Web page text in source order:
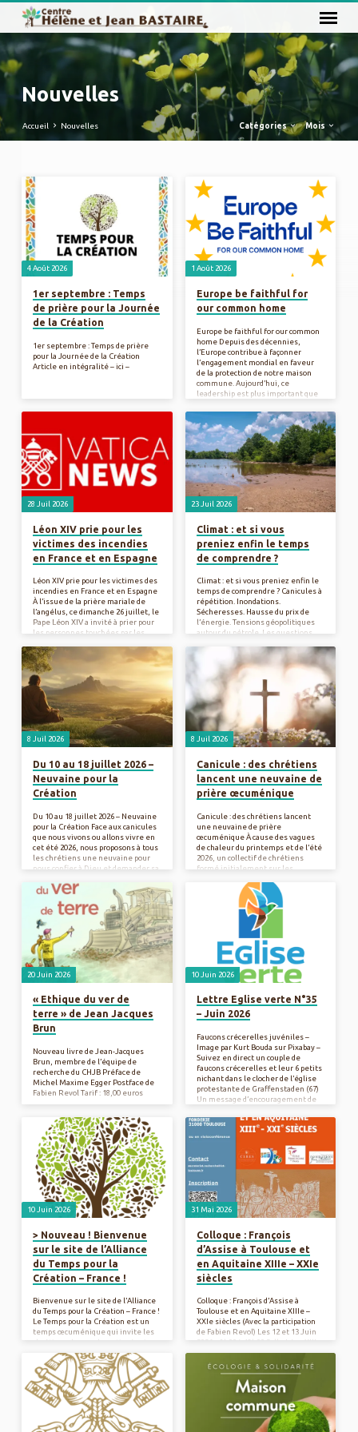
Nouvelles
Accueil Nouvelles Catégories Mois
Nouvelles
4 Août 2026
1er septembre : Temps
de prière pour la Journée
de la Création
1er septembre : Temps de prière
pour la Journée de la Création
Article en intégralité – ici –
1 Août 2026
Europe be faithful for
our common home
Europe be faithful for our common
home Depuis des décennies,
l’Europe contribue à façonner
l’engagement mondial en faveur
de la protection de notre maison
commune. Aujourd’hui, ce
leadership est plus important que
dévastateurs qui ont récemment
ravagé différentes régions de
France et d’Espagne, j’exprime ma
solidarité et j’invite chacun à prier
pour les personnes touchées et
pour le travail des secouristes » a
déclaré le Pape depuis sa résidence
estivale de Castel Gandolfo.
L’Europe est…
28 Juil 2026
Léon XIV prie pour les
victimes des incendies
en France et en Espagne
Léon XIV prie pour les victimes des
incendies en France et en Espagne
À l’issue de la prière mariale de
l’angélus, ce dimanche 26 juillet, le
Pape Léon XIV a invité à prier pour
les personnes touchées par les
secouristes en France et en
Espagne. Dans un communiqué, la
Conférence épiscopale de France
appelle les catholiques à venir en
aide aux sinistrés. « Face aux
incendies dévastateurs qui ont
récemment ravagé différentes
régions de…
23 Juil 2026
Climat : et si vous
preniez enfin le temps
de comprendre ?
Climat : et si vous preniez enfin le
temps de comprendre ? Canicules à
répétition. Inondations.
Sécheresses. Hausse du prix de
l’énergie. Tensions géopolitiques
autour du pétrole. Les questions
est souvent difficile de savoir qui
croire. A Rocha propose une
semaine exceptionnelle aux
Courmettes (18-24 Octobre) pour
comprendre les plus grands débats
de notre époque, à la lumière de la
science, de l’histoire et de la foi
chrétienne. Article en intégralité –
ici –
8 Juil 2026
Du 10 au 18 juillet 2026 –
Neuvaine pour la
Création
Du 10 au 18 juillet 2026 – Neuvaine
pour la Création Face aux canicules
que nous vivons ou allons vivre en
cet été 2026, nous proposons à tous
les chrétiens une neuvaine pour
nous confier à Dieu et demander sa
prière consistant à prier pendant
neuf jours pour demander la
miséricorde ou la grâce de Dieu.
Article en intégralité – ici –
8 Juil 2026
Canicule : des chrétiens
lancent une neuvaine de
prière œcuménique
Canicule : des chrétiens lancent
une neuvaine de prière
œcuménique À cause des vagues
de chaleur du printemps et de l’été
2026, un collectif de chrétiens
formé initialement sur les
neuvaine de prière œcuménique à
partir du 10 juillet 2026. Ils
expliquent le sens de leur
démarche. Il fut un temps où les
sécheresses, les famines et les
catastrophes naturelles donnaient
lieu à des processions, des
rogations, des journées de jeûne
et de prière. Nous ne comprenons
plus aujourd’hui ces…
20 Juin 2026
« Ethique du ver de
terre » de Jean Jacques
Brun
Nouveau livre de Jean-Jacques
Brun, membre de l’équipe de
recherche du CHJB Préface de
Michel Maxime Egger Postface de
Fabien Revol Tarif : 18,00 euros
10 Juin 2026
Lettre Eglise verte N°35
– Juin 2026
Faucons crécerelles juvéniles –
Image par Kurt Bouda sur Pixabay –
Suivez en direct un couple de
faucons crécerelles et leur 6 petits
nichant dans le clocher de l’église
protestante de Graffenstaden (67)
Un message d’encouragement de
souhaitons vous adresser notre
encouragement fraternel et notre
reconnaissance pour votre
engagement fidèle au service de la
sauvegarde de la création. […] Le
souci de la maison commune est
désormais indissociablement lié au
témoignage chrétien et à la
quête…
10 Juin 2026
> Nouveau ! Bienvenue
sur le site de l’Alliance
du Temps pour la
Création – France !
Bienvenue sur le site de l’Alliance
du Temps pour la Création – France !
Le Temps pour la Création est un
temps œcuménique qui invite les
chrétiens du monde entier à prier
et à agir pour la Création que Dieu
nous confie. Il a lieu chaque année
du 1er septembre, Journée
mondiale de prière pour la
sauvegarde de la Création, au 4
octobre, fête de saint François
d’Assise. Cette initiative
internationale est coordonnée par
31 Mai 2026
Colloque : François
d’Assise à Toulouse et
en Aquitaine XIIIe – XXIe
siècles
Colloque : François d’Assise à
Toulouse et en Aquitaine XIIIe –
XXIe siècles (Avec la participation
de Fabien Revol) Les 12 et 13 Juin
2026 – 9h00 à 18h00 Salle Léon XIII –
31 rue de la Fonderie – 31000
TOULOUSE (ou en visioconférence)
> Contact